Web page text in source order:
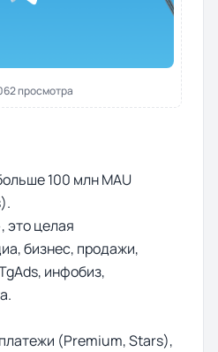
просмотра
100 млн MAU
это целая
бизнес, продажи,
инфобиз,
(Premium, Stars),